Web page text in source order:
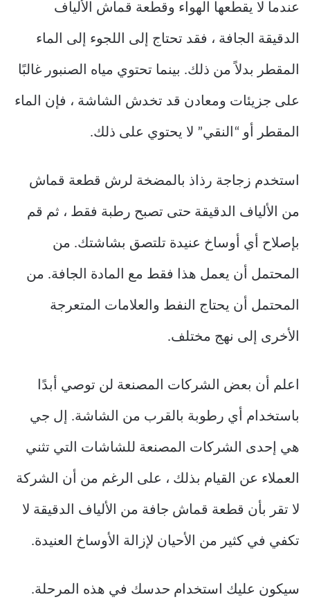
عندما لا يقطعها الهواء وقطعة قماش الألياف
الدقيقة الجافة ، فقد تحتاج إلى اللجوء إلى الماء
المقطر بدلاً من ذلك. بينما تحتوي مياه الصنبور غالبًا
على جزيئات ومعادن قد تخدش الشاشة ، فإن الماء
المقطر أو “النقي” لا يحتوي على ذلك.
استخدم زجاجة رذاذ بالمضخة لرش قطعة قماش
من الألياف الدقيقة حتى تصبح رطبة فقط ، ثم قم
بإصلاح أي أوساخ عنيدة تلتصق بشاشتك. من
المحتمل أن يعمل هذا فقط مع المادة الجافة. من
المحتمل أن يحتاج النفط والعلامات المتعرجة
الأخرى إلى نهج مختلف.
اعلم أن بعض الشركات المصنعة لن توصي أبدًا
باستخدام أي رطوبة بالقرب من الشاشة. إل جي
هي إحدى الشركات المصنعة للشاشات التي تثني
العملاء عن القيام بذلك ، على الرغم من أن الشركة
لا تقر بأن قطعة قماش جافة من الألياف الدقيقة لا
تكفي في كثير من الأحيان لإزالة الأوساخ العنيدة.
سيكون عليك استخدام حدسك في هذه المرحلة.